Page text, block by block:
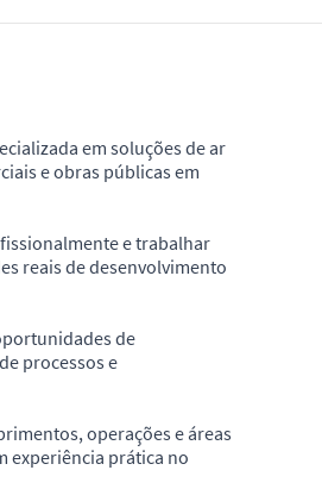
em soluções de ar
e obras públicas em
e trabalhar
reais de desenvolvimento
de
processos e
operações e áreas
experiência prática no